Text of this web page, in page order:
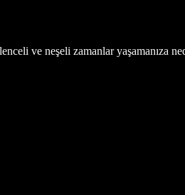
ve neşeli zamanlar yaşamanıza